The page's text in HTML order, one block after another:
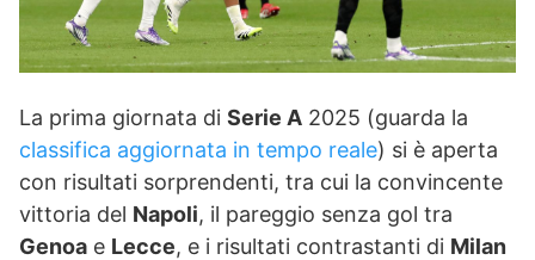
La prima giornata di Serie A 2025 (guarda la
classifica aggiornata in tempo reale) si è aperta
con risultati sorprendenti, tra cui la convincente
vittoria del Napoli, il pareggio senza gol tra
Genoa e Lecce, e i risultati contrastanti di Milan